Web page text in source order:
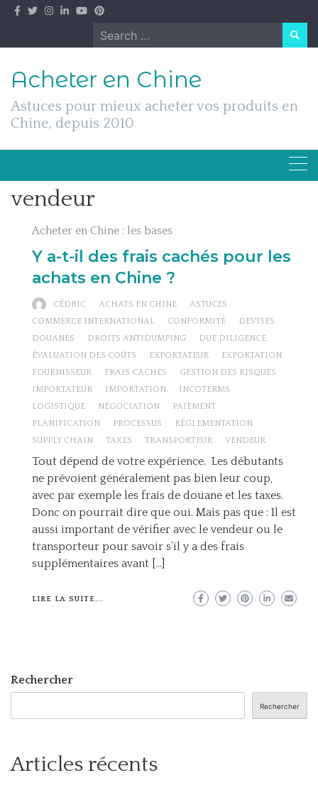
Skip
Search
for:
Acheter en Chine
Astuces pour mieux acheter vos produits en
Chine, depuis 2010
vendeur
Acheter en Chine : les bases
Y a-t-il des frais cachés pour les
achats en Chine ?
CÉDRIC ACHATS EN CHINE
ASTUCES
COMMERCE INTERNATIONAL
CONFORMITÉ
DEVISES
DOUANES
DROITS ANTIDUMPING
DUE DILIGENCE
ÉVALUATION DES COÛTS
EXPORTATEUR
EXPORTATION
FOURNISSEUR
FRAIS CACHÉS
GESTION DES RISQUES
IMPORTATEUR
IMPORTATION
INCOTERMS
LOGISTIQUE
NÉGOCIATION
PAIEMENT
PLANIFICATION
PROCESSUS
RÉGLEMENTATION
SUPPLY CHAIN
TAXES TRANSPORTEUR VENDEUR
Tout dépend de votre expérience. Les débutants
ne prévoient généralement pas bien leur coup,
avec par exemple les frais de douane et les taxes.
Donc on pourrait dire que oui. Mais pas que : Il est
aussi important de vérifier avec le vendeur ou le
transporteur pour savoir s’il y a des frais
supplémentaires avant […]
LIRE LA SUITE...
Rechercher
Rechercher
Articles récents